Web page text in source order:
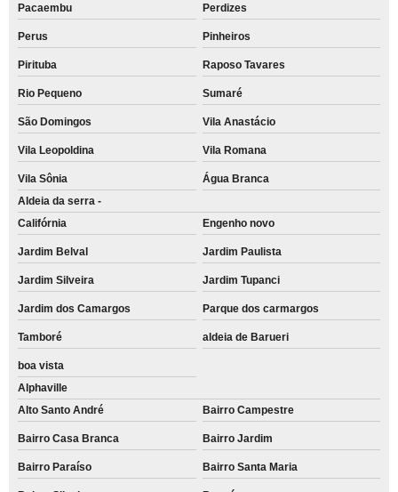
aluguéis de impressoras para escritórios Parque dos carmargos
quanto custa aluguel de impressora Jandira
aluguéis de impressoras para empresas Jardim Maria Beatriz
aluguéis de impressoras multifuncionais Rio Cotia
quanto custa aluguel de impressora colorida para escola Vila Homero Thon
aluguel de impressora para empresa preço Taboão da Serra
aluguel de impressora para faculdade Arco-Verde
empresa de aluguel de impressora colorida para escola Recanto Verde
aluguel de impressora colorida preço Vila Leopoldina
empresa de aluguel de impressora colorida para escola Cajamar
aluguel de impressora a laser colorida Vila Cretti
empresa de aluguel de impressora para escritório Jardim João Ramalho
quanto custa aluguel de impressora multifuncional Itapecerica da Serra
quanto custa aluguel de impressora colorida para escola Vila Homero Thon
quanto custa aluguel de impressora para eventos Petropolis
empresa de aluguel de impressora a laser colorida Vila Municipal
Pacaembu Perdizes
Perus Pinheiros
Pirituba Raposo Tavares
Rio Pequeno Sumaré
São Domingos Vila Anastácio
Vila Leopoldina Vila Romana
Vila Sônia
Água Branca
Aldeia da serra -
Califórnia
Engenho novo
Jardim Belval Jardim Paulista
Jardim Silveira Jardim Tupanci
Jardim dos Camargos Parque dos carmargos
Tamboré aldeia de Barueri
boa vista
Alphaville
Alto Santo André
Bairro Campestre
Bairro Casa Branca Bairro Jardim
Bairro Paraíso Bairro Santa Maria